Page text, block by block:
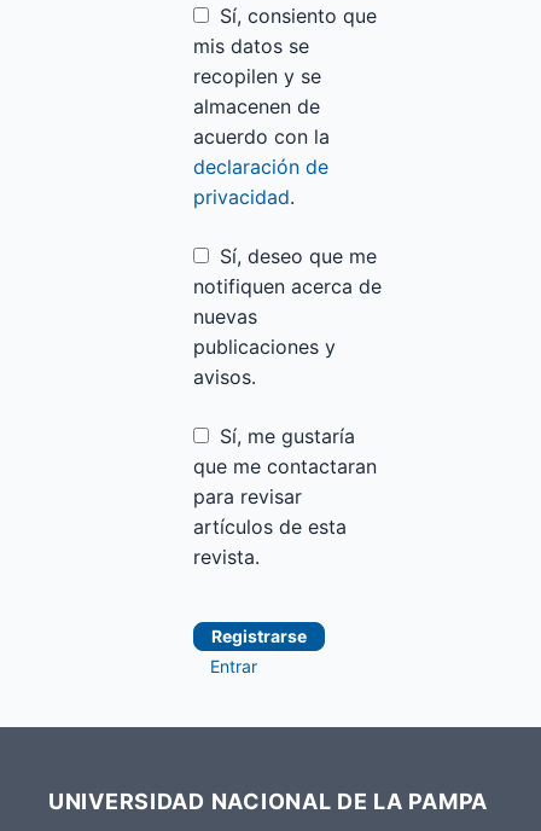
mis datos se
recopilen y se
almacenen de
acuerdo con la
declaración de
privacidad.
notifiquen acerca de
nuevas
publicaciones y
avisos.
que me contactaran
para revisar
artículos de esta
revista.
Registrarse
Entrar
UNIVERSIDAD NACIONAL DE LA PAMPA